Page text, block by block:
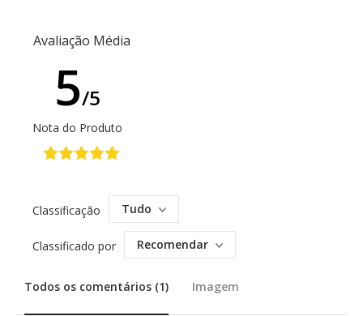
Avaliação Média
5/5
Nota do Produto
Classificação Tudo
Classificado por Recomendar
Todos os comentários (1) Imagem